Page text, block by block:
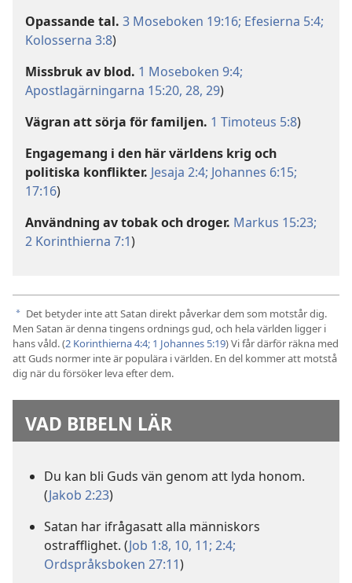
Opassande tal. 3 Moseboken 19:16; Efesierna 5:4;
Kolosserna 3:8)
Missbruk av blod. 1 Moseboken 9:4;
Apostlagärningarna 15:20, 28, 29)
Vägran att sörja för familjen. 1 Timoteus 5:8)
Engagemang i den här världens krig och
politiska konflikter. Jesaja 2:4; Johannes 6:15;
17:16)
Användning av tobak och droger. Markus 15:23;
2 Korinthierna 7:1)
a Det betyder inte att Satan direkt påverkar dem som motstår dig.
Men Satan är denna tingens ordnings gud, och hela världen ligger i
hans våld. (2 Korinthierna 4:4; 1 Johannes 5:19) Vi får därför räkna med
att Guds normer inte är populära i världen. En del kommer att motstå
dig när du försöker leva efter dem.
VAD BIBELN LÄR
Du kan bli Guds vän genom att lyda honom.
(Jakob 2:23)
Satan har ifrågasatt alla människors
ostrafflighet. (Job 1:8, 10, 11; 2:4;
Ordspråksboken 27:11)